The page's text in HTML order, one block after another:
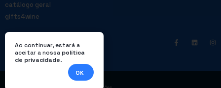
catálogo geral
gifts4wine
Ao continuar, estará a
aceitar a nossa política
de privacidade.
OK